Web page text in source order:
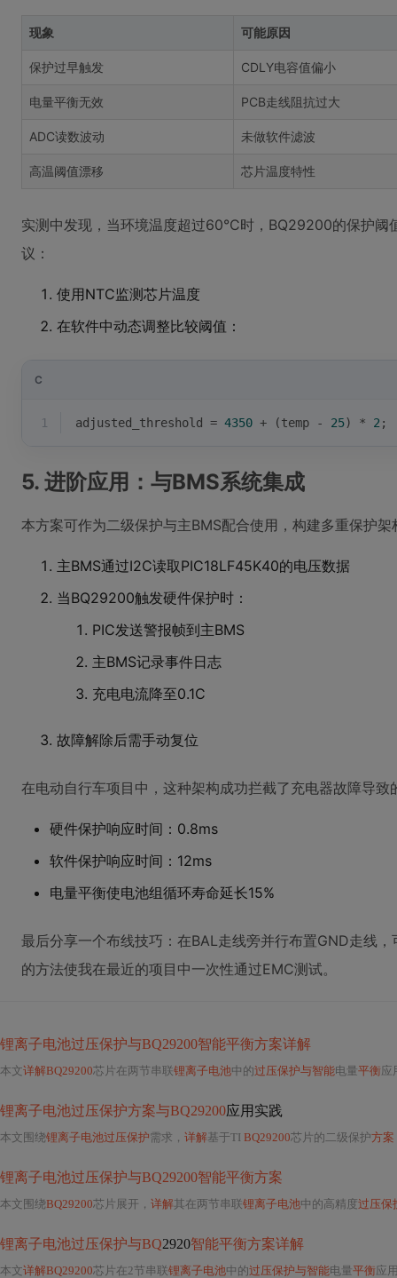
现象 可能原因
保护过早触发 CDLY电容值偏小
电量平衡无效 PCB走线阻抗过大
ADC读数波动 未做软件滤波
高温阈值漂移 芯片温度特性
实测中发现，当环境温度超过60°C时，BQ29200的保护阈
议：
使用NTC监测芯片温度
在软件中动态调整比较阈值：
C
1 adjusted_threshold = 4350 + (temp - 25) * 2
5. 进阶应用：与BMS系统集成
本方案可作为二级保护与主BMS配合使用，构建多重保护架
主BMS通过I2C读取PIC18LF45K40的电压数据
当BQ29200触发硬件保护时：
PIC发送警报帧到主BMS
主BMS记录事件日志
充电电流降至0.1C
故障解除后需手动复位
在电动自行车项目中，这种架构成功拦截了充电器故障导
硬件保护响应时间：0.8ms
软件保护响应时间：12ms
电量平衡使电池组循环寿命延长15%
最后分享一个布线技巧：在BAL走线旁并行布置GND走线
的方法使我在最近的项目中一次性通过EMC测试。
锂离子电池过压保护与BQ29200智能平衡方案详解
本文详解BQ29200芯片在两节串联锂离子电池中的过压保护与智能电量平衡应用
锂离子电池过压保护方案与BQ29200应用实践
本文围绕锂离子电池过压保护需求， 详解基于TI BQ29200芯片的二级保护方案
锂离子电池过压保护与BQ29200智能平衡方案
本文围绕BQ29200芯片展开， 详解其在两节串联锂离子电池中的高精度过压保
锂离子电池过压保护与BQ2920智能平衡方案详解
本文详解BQ29200芯片在2节串联锂离子电池中的过压保护与智能电量平衡应用